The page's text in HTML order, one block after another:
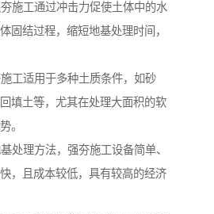
施工通过冲击力促使土体中的水
固结过程，缩短地基处理时间，
工适用于多种土质条件，如砂
填土等，尤其在处理大面积的软
。
处理方法，强夯施工设备简单、
，且成本较低，具有较高的经济